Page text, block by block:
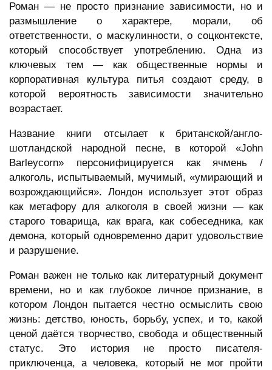
Роман — не просто признание зависимости, но и
размышление о характере, морали, об
ответственности, о маскулинности, о соцконтексте,
который способствует употреблению. Одна из
ключевых тем — как общественные нормы и
корпоративная культура питья создают среду, в
которой вероятность зависимости значительно
возрастает.
Название книги отсылает к британской/англо-
шотландской народной песне, в которой «John
Barleycorn» персонифицируется как ячмень /
алкоголь, испытываемый, мучимый, «умирающий и
возрождающийся». Лондон использует этот образ
как метафору для алкоголя в своей жизни — как
старого товарища, как врага, как собеседника, как
демона, который одновременно дарит удовольствие
и разрушение.
Роман важен не только как литературный документ
времени, но и как глубокое личное признание, в
котором Лондон пытается честно осмыслить свою
жизнь: детство, юность, борьбу, успех, и то, какой
ценой даётся творчество, свобода и общественный
статус. Это история не просто писателя-
приключенца, а человека, который не мог пройти